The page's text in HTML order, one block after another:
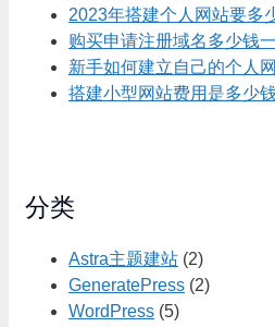
2023年搭建个人网站要多
购买申请注册域名多少钱
新手如何建立自己的个人
搭建小型网站费用是多少
分类
Astra主题建站 (2)
GeneratePress (2)
WordPress (5)